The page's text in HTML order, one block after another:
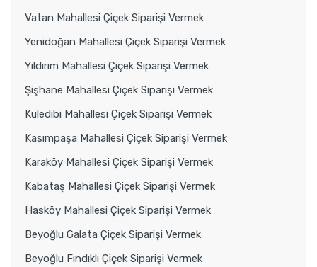
Vatan Mahallesi Çiçek Siparişi Vermek
Yenidoğan Mahallesi Çiçek Siparişi Vermek
Yıldırım Mahallesi Çiçek Siparişi Vermek
Şişhane Mahallesi Çiçek Siparişi Vermek
Kuledibi Mahallesi Çiçek Siparişi Vermek
Kasımpaşa Mahallesi Çiçek Siparişi Vermek
Karaköy Mahallesi Çiçek Siparişi Vermek
Kabataş Mahallesi Çiçek Siparişi Vermek
Hasköy Mahallesi Çiçek Siparişi Vermek
Beyoğlu Galata Çiçek Siparişi Vermek
Beyoğlu Fındıklı Çiçek Siparişi Vermek